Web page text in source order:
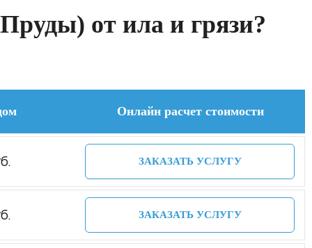
от ила и грязи?
Онлайн расчет стоимости
ЗАКАЗАТЬ УСЛУГУ
ЗАКАЗАТЬ УСЛУГУ